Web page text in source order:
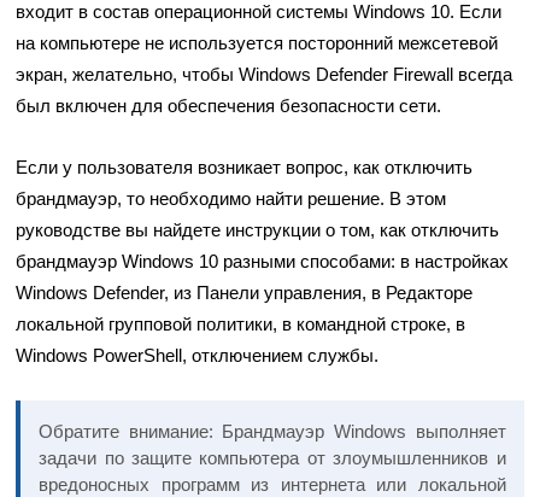
входит в состав операционной системы Windows 10. Если
на компьютере не используется посторонний межсетевой
экран, желательно, чтобы Windows Defender Firewall всегда
был включен для обеспечения безопасности сети.
Если у пользователя возникает вопрос, как отключить
брандмауэр, то необходимо найти решение. В этом
руководстве вы найдете инструкции о том, как отключить
брандмауэр Windows 10 разными способами: в настройках
Windows Defender, из Панели управления, в Редакторе
локальной групповой политики, в командной строке, в
Windows PowerShell, отключением службы.
Обратите внимание: Брандмауэр Windows выполняет
задачи по защите компьютера от злоумышленников и
вредоносных программ из интернета или локальной